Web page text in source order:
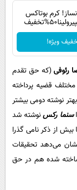
کرم بوتاکس
ویژه!
رئوفی(که حق تقدم
مختلف قضیه پرداخته
نوشته دومی بیشتر
سنما رکسنوشته شد
از ذکر نامی گذرا
می‌دهد تحقیقات
ساخته شده هم در حق